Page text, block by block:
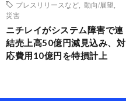
プレスリリースなど
動向/展望
災害
ニチレイがシステム障害で連
結売上高50億円減見込み、対
応費用10億円を特損計上